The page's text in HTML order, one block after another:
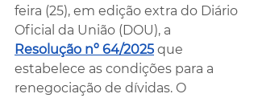
feira (25), em edição extra do Diário
Oficial da União (DOU), a
Resolução nº 64/2025 que
estabelece as condições para a
renegociação de dívidas. O